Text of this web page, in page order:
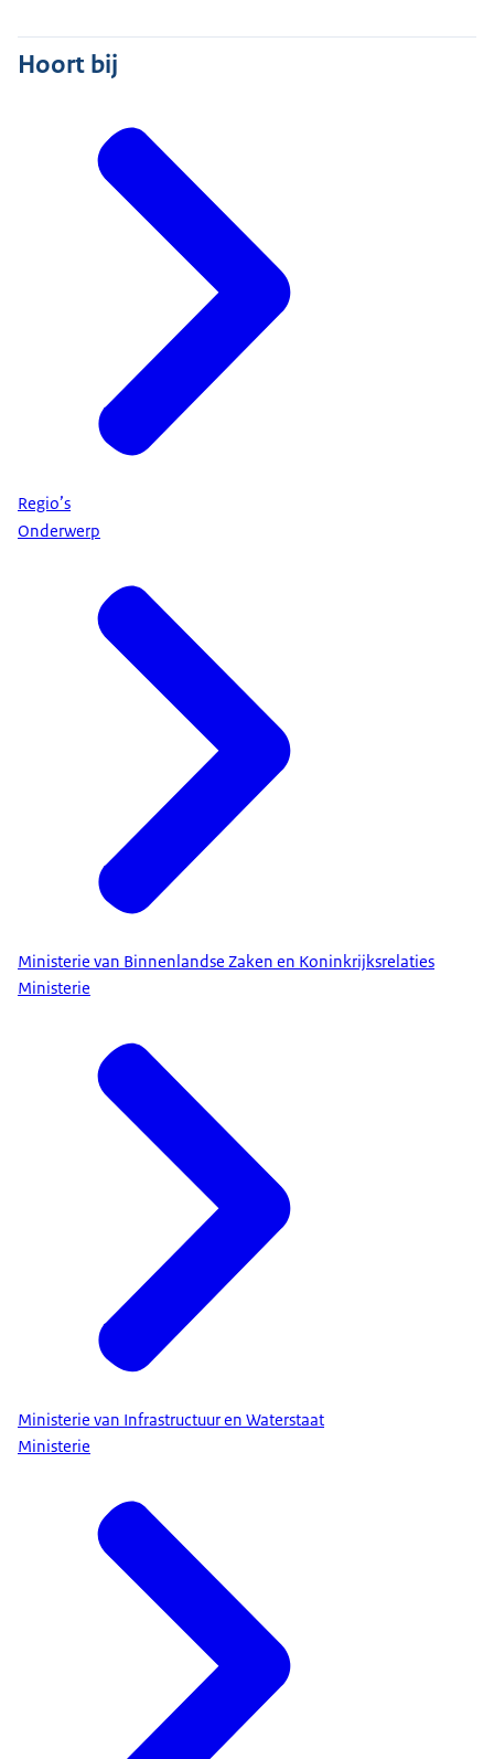
Hoort bij
Regio’s
Onderwerp
Ministerie van Binnenlandse Zaken en Koninkrijksrelaties
Ministerie
Ministerie van Infrastructuur en Waterstaat
Ministerie